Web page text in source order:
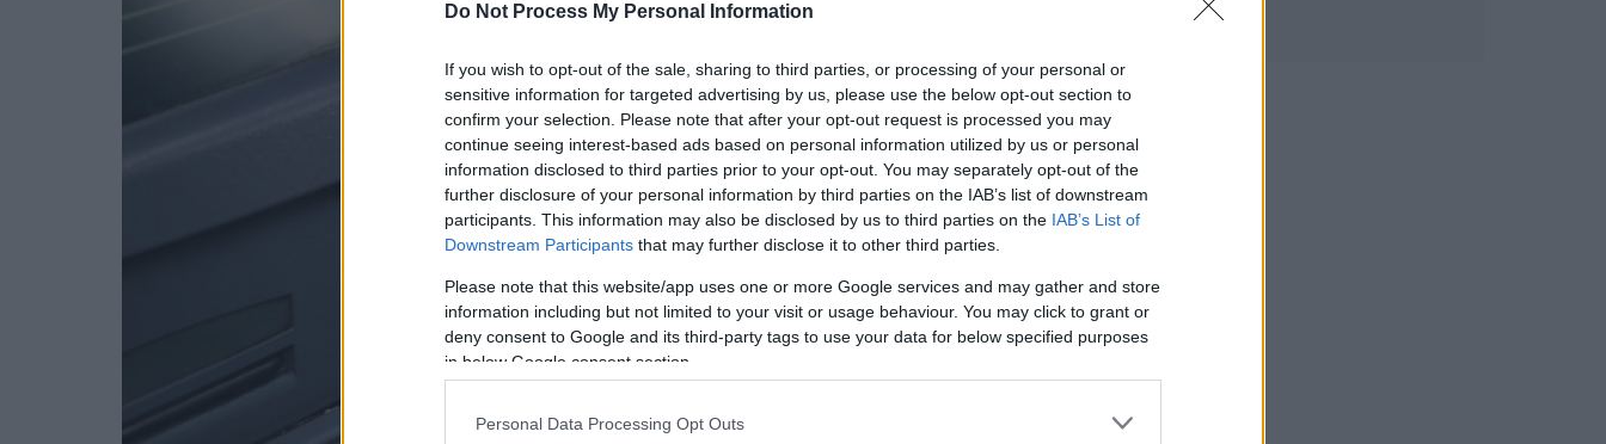
Do Not Process My Personal Information
If you wish to opt-out of the sale, sharing to third parties, or processing of your personal or
sensitive information for targeted advertising by us, please use the below opt-out section to
confirm your selection. Please note that after your opt-out request is processed you may
continue seeing interest-based ads based on personal information utilized by us or personal
information disclosed to third parties prior to your opt-out. You may separately opt-out of the
further disclosure of your personal information by third parties on the IAB’s list of downstream
participants. This information may also be disclosed by us to third parties on the IAB’s List of
Downstream Participants that may further disclose it to other third parties.
Please note that this website/app uses one or more Google services and may gather and store
information including but not limited to your visit or usage behaviour. You may click to grant or
deny consent to Google and its third-party tags to use your data for below specified purposes
in below Google consent section.
Personal Data Processing Opt Outs